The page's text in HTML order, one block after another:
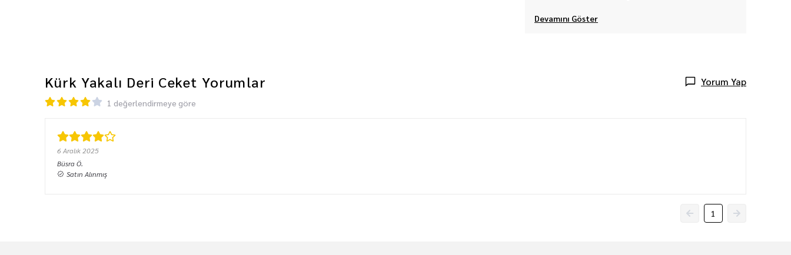
Devamını Göster
Kürk Yakalı Deri Ceket Yorumlar Yorum Yap
1 değerlendirmeye göre
6 Aralık 2025
BüsraÖ.
Satın Alınmış
1